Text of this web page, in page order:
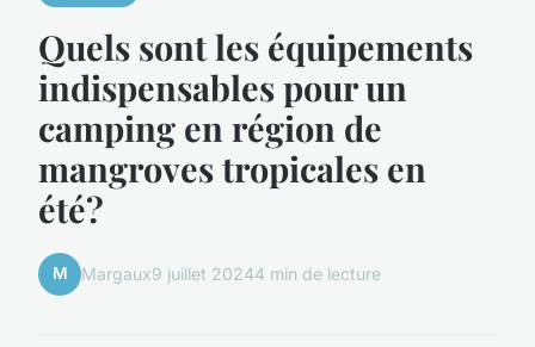
Quels sont les équipements
indispensables pour un
camping en région de
mangroves tropicales en
été?
M Margaux9 juillet 20244 min de lecture